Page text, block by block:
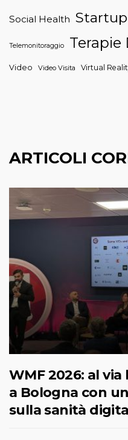
Social Health Startup
Telemonitoraggio Terapie
Video Video Visita Virtual
ARTICOLI
WMF 2026: al via
a Bologna con
sulla sanità